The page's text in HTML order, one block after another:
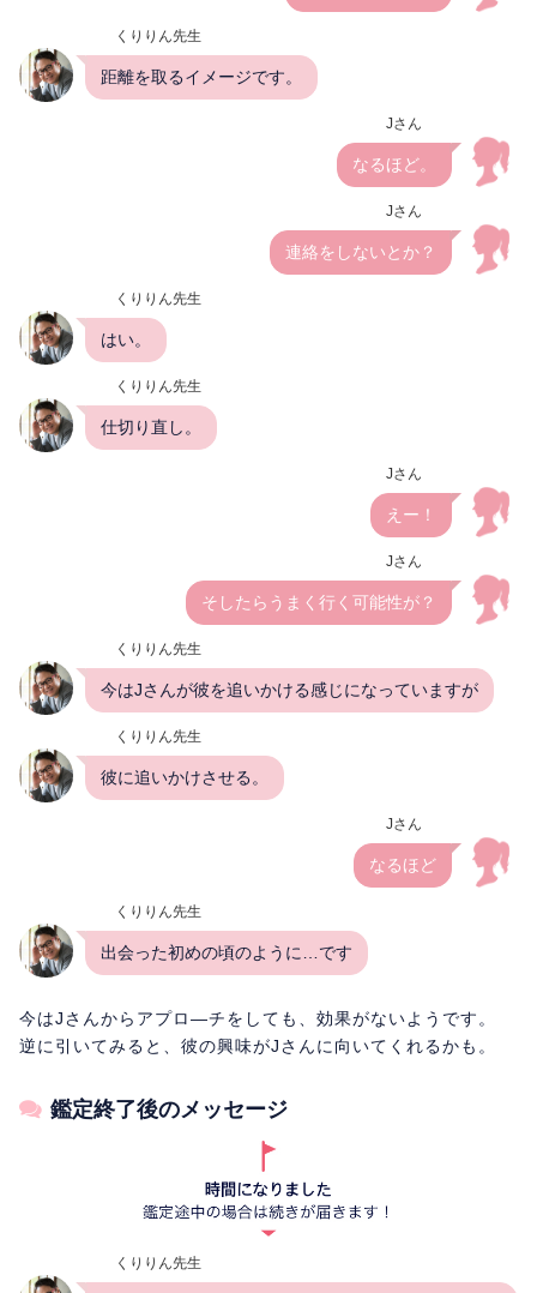
くりりん先生
距離を取るイメージです。
Jさん
なるほど。
Jさん
連絡をしないとか？
くりりん先生
はい。
くりりん先生
仕切り直し。
Jさん
えー！
Jさん
そしたらうまく行く可能性が？
くりりん先生
今はJさんが彼を追いかける感じになっていますが
くりりん先生
彼に追いかけさせる。
Jさん
なるほど
くりりん先生
出会った初めの頃のように…です
今はJさんからアプロ―チをしても、効果がないようです。
逆に引いてみると、彼の興味がJさんに向いてくれるかも。
鑑定終了後のメッセージ
くりりん先生